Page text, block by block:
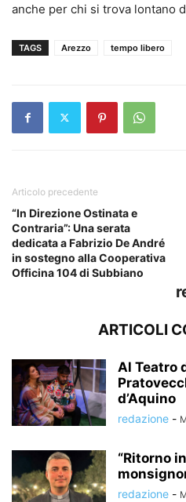
anche per chi si trova lontano
TAGS Arezzo tempo libero
Articolo precedente
“In Direzione Ostinata e
Contraria”: Una serata
dedicata a Fabrizio De André
in sostegno alla Cooperativa
Officina 104 di Subbiano
ARTICOLI
Al Teatro
d’Aquino
redazione -
“Ritorno
redazione -